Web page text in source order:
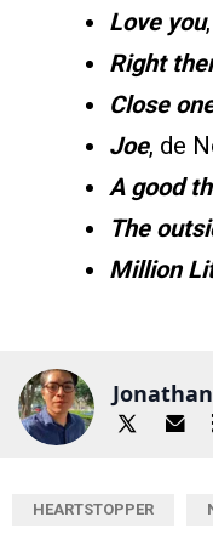
Love you
Right
Close
Joe, de
A good
The
Million
HEARTSTOPPER